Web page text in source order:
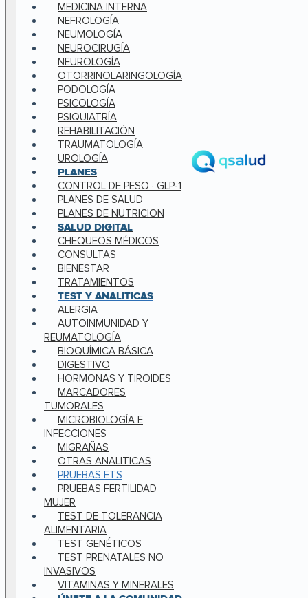
MEDICINA INTERNA
NEFROLOGÍA
NEUMOLOGÍA
NEUROCIRUGÍA
NEUROLOGÍA
OTORRINOLARINGOLOGÍA
PODOLOGÍA
PSICOLOGÍA
PSIQUIATRÍA
REHABILITACIÓN
TRAUMATOLOGÍA
UROLOGÍA
PLANES
CONTROL DE PESO · GLP-1
PLANES DE SALUD
PLANES DE NUTRICION
SALUD DIGITAL
CHEQUEOS MÉDICOS
CONSULTAS
BIENESTAR
TRATAMIENTOS
TEST Y ANALITICAS
ALERGIA
AUTOINMUNIDAD Y
REUMATOLOGÍA
BIOQUÍMICA BÁSICA
DIGESTIVO
HORMONAS Y TIROIDES
MARCADORES
TUMORALES
MICROBIOLOGÍA E
INFECCIONES
MIGRAÑAS
OTRAS ANALITICAS
PRUEBAS ETS
PRUEBAS FERTILIDAD
MUJER
TEST DE TOLERANCIA
ALIMENTARIA
TEST GENÉTICOS
TEST PRENATALES NO
INVASIVOS
VITAMINAS Y MINERALES